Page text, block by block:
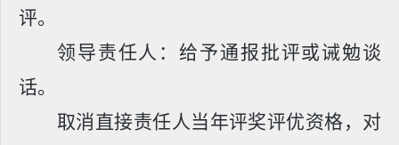
评。
领导责任人：给予通报批评或诫勉谈
话。
取消直接责任人当年评奖评优资格，对